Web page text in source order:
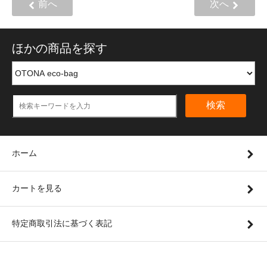
前へ 次へ
ほかの商品を探す
検索
ホーム
カートを見る
特定商取引法に基づく表記